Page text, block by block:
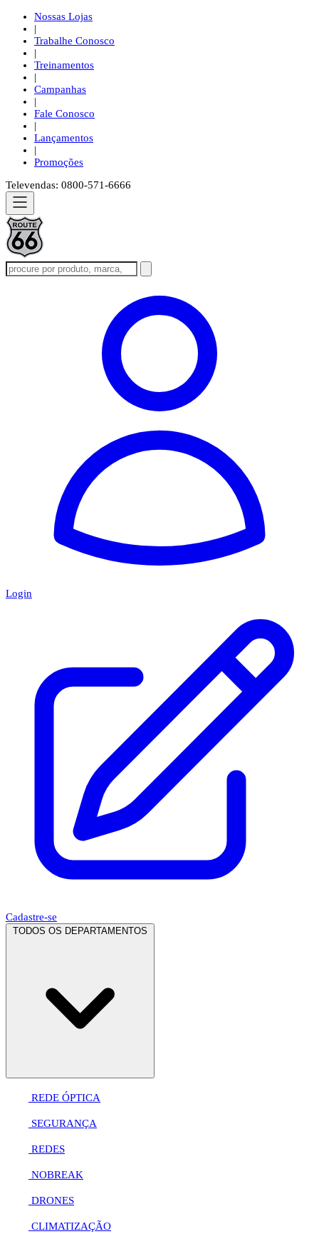
Nossas Lojas
|
Trabalhe Conosco
|
Treinamentos
|
Campanhas
|
Fale Conosco
|
Lançamentos
|
Promoções
Televendas: 0800-571-6666
Login
Cadastre-se
TODOS OS DEPARTAMENTOS
REDE ÓPTICA
SEGURANÇA
REDES
NOBREAK
DRONES
CLIMATIZAÇÃO